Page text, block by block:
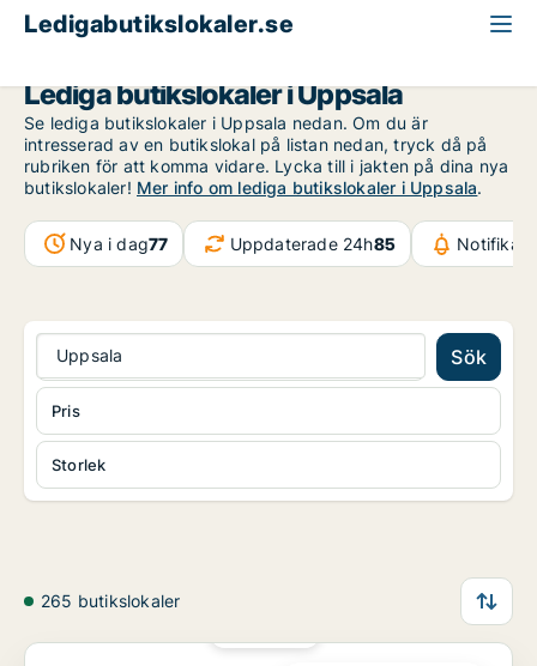
Ledigabutikslokaler.se
Lediga butikslokaler i Uppsala
Se lediga butikslokaler i Uppsala nedan. Om du är
intresserad av en butikslokal på listan nedan, tryck då på
rubriken för att komma vidare. Lycka till i jakten på dina nya
butikslokaler! Mer info om lediga butikslokaler i Uppsala.
Nya i dag77 Uppdaterade 24h85
Uppsala Sök
Storlek
Pris
265 butikslokaler
Butikslokal i Uppsala